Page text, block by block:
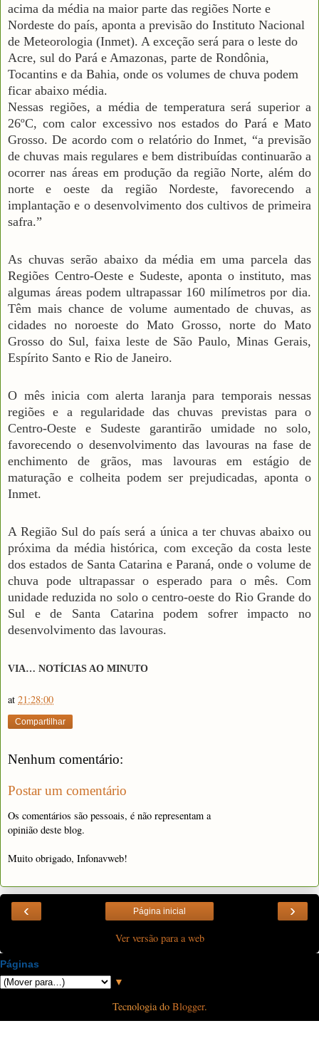
acima da média na maior parte das regiões Norte e
Nordeste do país, aponta a previsão do Instituto Nacional
de Meteorologia (Inmet). A exceção será para o leste do
Acre, sul do Pará e Amazonas, parte de Rondônia,
Tocantins e da Bahia, onde os volumes de chuva podem
ficar abaixo média.
Nessas regiões, a média de temperatura será superior a
26ºC, com calor excessivo nos estados do Pará e Mato
Grosso. De acordo com o relatório do Inmet, “a previsão
de chuvas mais regulares e bem distribuídas continuarão a
ocorrer nas áreas em produção da região Norte, além do
norte e oeste da região Nordeste, favorecendo a
implantação e o desenvolvimento dos cultivos de primeira
safra.”
As chuvas serão abaixo da média em uma parcela das
Regiões Centro-Oeste e Sudeste, aponta o instituto, mas
algumas áreas podem ultrapassar 160 milímetros por dia.
Têm mais chance de volume aumentado de chuvas, as
cidades no noroeste do Mato Grosso, norte do Mato
Grosso do Sul, faixa leste de São Paulo, Minas Gerais,
Espírito Santo e Rio de Janeiro.
O mês inicia com alerta laranja para temporais nessas
regiões e a regularidade das chuvas previstas para o
Centro-Oeste e Sudeste garantirão umidade no solo,
favorecendo o desenvolvimento das lavouras na fase de
enchimento de grãos, mas lavouras em estágio de
maturação e colheita podem ser prejudicadas, aponta o
Inmet.
A Região Sul do país será a única a ter chuvas abaixo ou
próxima da média histórica, com exceção da costa leste
dos estados de Santa Catarina e Paraná, onde o volume de
chuva pode ultrapassar o esperado para o mês. Com
unidade reduzida no solo o centro-oeste do Rio Grande do
Sul e de Santa Catarina podem sofrer impacto no
desenvolvimento das lavouras.
VIA… NOTÍCIAS AO MINUTO
at 21:28:00
Compartilhar
Nenhum comentário:
Postar um comentário
Os comentários são pessoais, é não representam a
opinião deste blog.
Muito obrigado, Infonavweb!
‹ ›
Página inicial
Ver versão para a web
Páginas
▼
Tecnologia do Blogger.